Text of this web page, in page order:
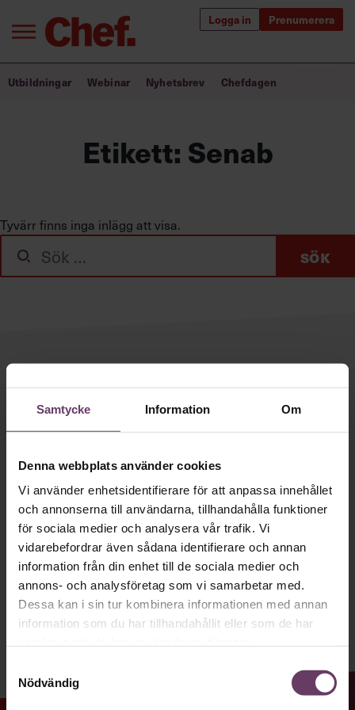
Samtycke Information Om
Denna webbplats använder cookies
Vi använder enhetsidentifierare för att anpassa innehållet
och annonserna till användarna, tillhandahålla funktioner
för sociala medier och analysera vår trafik. Vi
vidarebefordrar även sådana identifierare och annan
information från din enhet till de sociala medier och
annons- och analysföretag som vi samarbetar med.
Dessa kan i sin tur kombinera informationen med annan
information som du har tillhandahållit eller som de har
Nödvändig
Logga in Prenumerera
Logga in
Prenumerera
Villkor och policy för
personuppgiftsbehandling
Sök
Bra ledare förändrar världen
Utbildning för ledare
Populära utbildningar
Utbildningar Webinar Nyhetsbrev Chefdagen
Etikett: Senab
Tyvärr finns inga inlägg att visa.
Sök
efter:
Håll dig uppdaterad med våra
nyhetsbrev!
Våra populära nyhetsbrev samlar varje
Chefakademin. Ledarskapsnytta och
inspiration för dig som är chef, ledare
och/eller HR. Missa inget – börja
prenumerera idag! Det är helt kostnadsfritt.
JA TACK, JAG VILL HA NYHETSBREV!